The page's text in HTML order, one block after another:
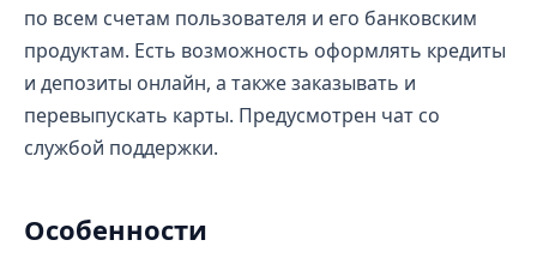
по всем счетам пользователя и его банковским
продуктам. Есть возможность оформлять кредиты
и депозиты онлайн, а также заказывать и
перевыпускать карты. Предусмотрен чат со
службой поддержки.
Особенности